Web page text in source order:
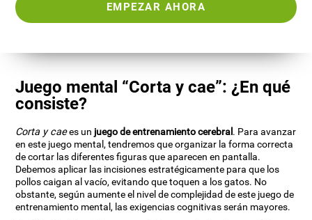
EMPEZAR AHORA
Juego mental “Corta y cae”: ¿En qué
consiste?
Corta y caees un juego de entrenamiento cerebral. Para avanzar
en este juego mental, tendremos que organizar la forma correcta
de cortar las diferentes figuras que aparecen en pantalla.
Debemos aplicar las incisiones estratégicamente para que los
pollos caigan al vacío, evitando que toquen a los gatos. No
obstante, según aumente el nivel de complejidad de este juego de
entrenamiento mental, las exigencias cognitivas serán mayores.